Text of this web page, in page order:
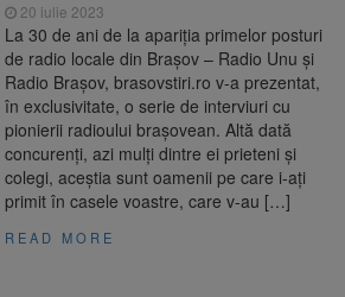
20 iulie 2023
La 30 de ani de la apariția primelor posturi
de radio locale din Brașov – Radio Unu și
Radio Brașov, brasovstiri.ro v-a prezentat,
în exclusivitate, o serie de interviuri cu
pionierii radioului brașovean. Altă dată
concurenți, azi mulți dintre ei prieteni și
colegi, aceștia sunt oamenii pe care i-ați
primit în casele voastre, care v-au […]
READ MORE